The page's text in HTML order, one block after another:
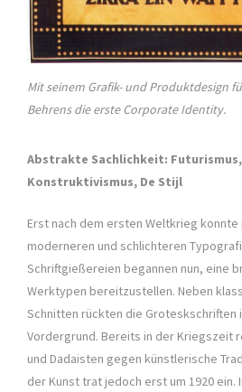
Mit seinem Grafik- und Produktdesign
Behrens die erste Corporate Identity.
Abstrakte Sachlichkeit:
Konstruktivismus, De Stijl
Erst nach dem ersten Weltkrieg konnte
moderneren und schlichteren
Schriftgießereien begannen nun, eine
Werktypen bereitzustellen. Neben
Schnitten rückten die Groteskschriften
Vordergrund. Bereits in der Kriegszeit
und Dadaisten gegen künstlerische
der Kunst trat jedoch erst um 1920 ein.